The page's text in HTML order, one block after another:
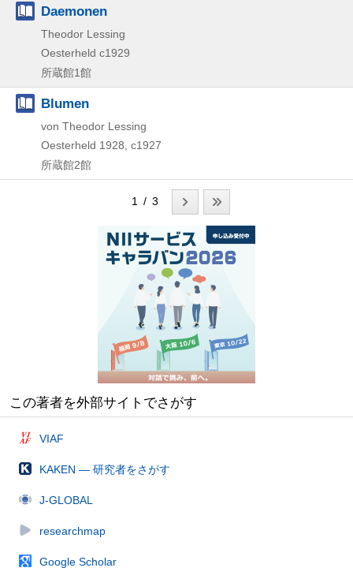
Daemonen
Theodor Lessing
Oesterheld c1929
所蔵館1館
Blumen
von Theodor Lessing
Oesterheld 1928, c1927
所蔵館2館
1 / 3
この著者を外部サイトでさがす
VIAF
KAKEN — 研究者をさがす
J-GLOBAL
researchmap
Google Scholar